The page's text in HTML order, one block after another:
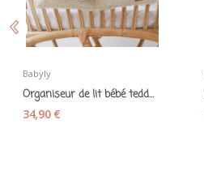
Babyly
Organiseur de lit bébé teddy maille bouclette...
34,90 €